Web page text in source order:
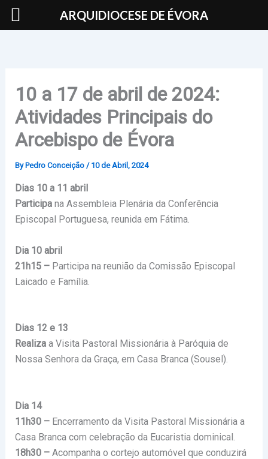
Skip
10 a 17 de abril de 2024:
Atividades Principais do
Arcebispo de Évora
By Pedro Conceição / 10 de Abril, 2024
Dias 10 a 11 abril
Participa na Assembleia Plenária da Conferência
Episcopal Portuguesa, reunida em Fátima.
Dia 10 abril
21h15 – Participa na reunião da Comissão Episcopal
Laicado e Família.
Dias 12 e 13
Realiza a Visita Pastoral Missionária à Paróquia de
Nossa Senhora da Graça, em Casa Branca (Sousel).
Dia 14
11h30 – Encerramento da Visita Pastoral Missionária a
Casa Branca com celebração da Eucaristia dominical.
18h30 – Acompanha o cortejo automóvel que conduzirá
ARQUIDIOCESE DE ÉVORA